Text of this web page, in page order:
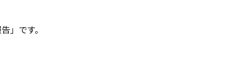
」です。